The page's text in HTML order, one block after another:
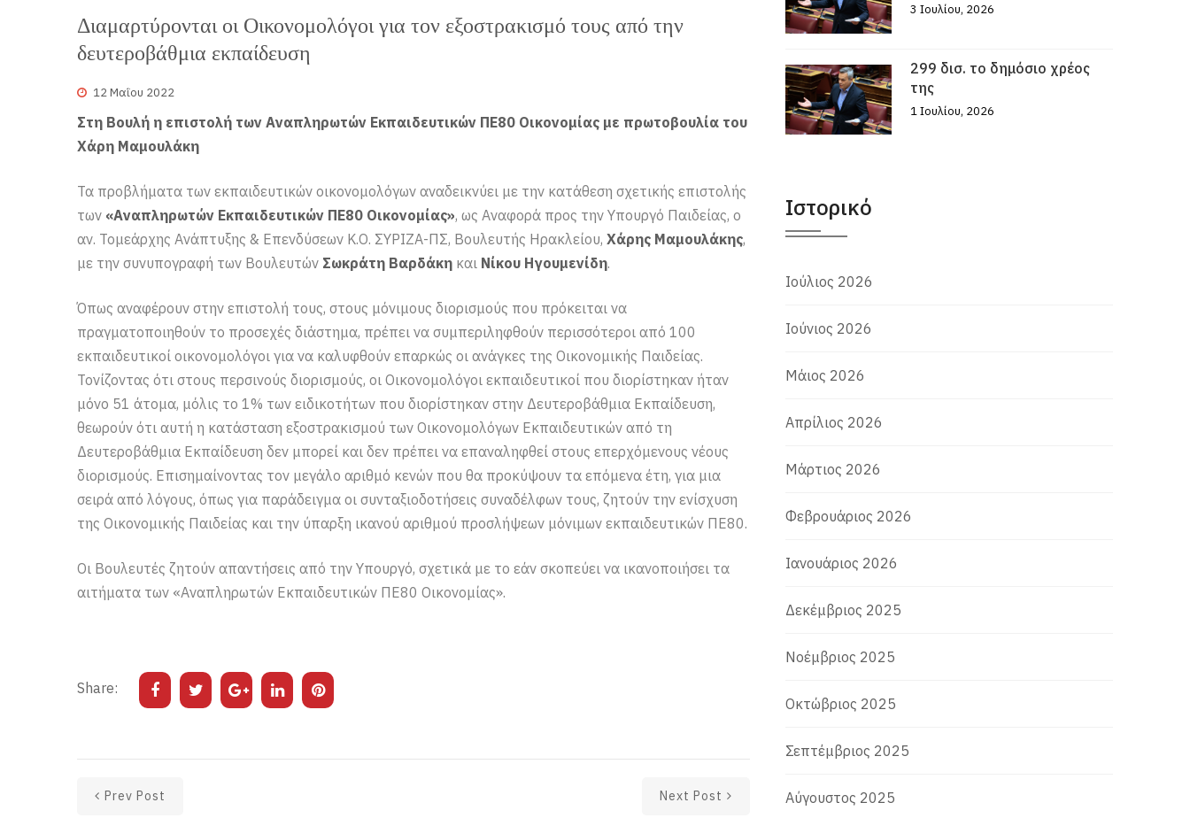
Διαμαρτύρονται οι Οικονομολόγοι για τον εξοστρακισμό τους από την
δευτεροβάθμια εκπαίδευση
12 Μαΐου 2022
Στη Βουλή η επιστολή των Αναπληρωτών Εκπαιδευτικών ΠΕ80 Οικονομίας με πρωτοβουλία του
Χάρη Μαμουλάκη
Τα προβλήματα των εκπαιδευτικών οικονομολόγων αναδεικνύει με την κατάθεση σχετικής επιστολής
των «Αναπληρωτών Εκπαιδευτικών ΠΕ80 Οικονομίας», ως Αναφορά προς την Υπουργό Παιδείας, ο
αν. Τομεάρχης Ανάπτυξης & Επενδύσεων Κ.Ο. ΣΥΡΙΖΑ-ΠΣ, Βουλευτής Ηρακλείου, Χάρης Μαμουλάκης,
με την συνυπογραφή των Βουλευτών Σωκράτη Βαρδάκη και Νίκου Ηγουμενίδη.
Όπως αναφέρουν στην επιστολή τους, στους μόνιμους διορισμούς που πρόκειται να
πραγματοποιηθούν το προσεχές διάστημα, πρέπει να συμπεριληφθούν περισσότεροι από 100
εκπαιδευτικοί οικονομολόγοι για να καλυφθούν επαρκώς οι ανάγκες της Οικονομικής Παιδείας.
Τονίζοντας ότι στους περσινούς διορισμούς, οι Οικονομολόγοι εκπαιδευτικοί που διορίστηκαν ήταν
μόνο 51 άτομα, μόλις το 1% των ειδικοτήτων που διορίστηκαν στην Δευτεροβάθμια Εκπαίδευση,
θεωρούν ότι αυτή η κατάσταση εξοστρακισμού των Οικονομολόγων Εκπαιδευτικών από τη
Δευτεροβάθμια Εκπαίδευση δεν μπορεί και δεν πρέπει να επαναληφθεί στους επερχόμενους νέους
διορισμούς. Επισημαίνοντας τον μεγάλο αριθμό κενών που θα προκύψουν τα επόμενα έτη, για μια
σειρά από λόγους, όπως για παράδειγμα οι συνταξιοδοτήσεις συναδέλφων τους, ζητούν την ενίσχυση
της Οικονομικής Παιδείας και την ύπαρξη ικανού αριθμού προσλήψεων μόνιμων εκπαιδευτικών ΠΕ80.
Οι Βουλευτές ζητούν απαντήσεις από την Υπουργό, σχετικά με το εάν σκοπεύει να ικανοποιήσει τα
αιτήματα των «Αναπληρωτών Εκπαιδευτικών ΠΕ80 Οικονομίας».
Share:
Prev Post Next Post
3 Ιουλίου, 2026
299 δισ. το δημόσιο χρέος
της
1 Ιουλίου, 2026
Ιστορικό
Ιούλιος 2026
Ιούνιος 2026
Μάιος 2026
Απρίλιος 2026
Μάρτιος 2026
Φεβρουάριος 2026
Ιανουάριος 2026
Δεκέμβριος 2025
Νοέμβριος 2025
Οκτώβριος 2025
Σεπτέμβριος 2025
Αύγουστος 2025